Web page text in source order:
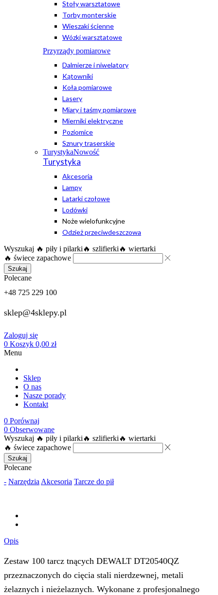
Stoły warsztatowe
Torby monterskie
Wieszaki ścienne
Wózki warsztatowe
Przyrządy pomiarowe
Dalmierze i niwelatory
Kątowniki
Koła pomiarowe
Lasery
Miary i taśmy pomiarowe
Mierniki elektryczne
Poziomice
Sznury traserskie
TurystykaNowość
Turystyka
Akcesoria
Lampy
Latarki czołowe
Lodówki
Noże wielofunkcyjne
Odzież przeciwdeszczowa
Wyszukaj 🔥 piły i pilarki 🔥 szlifierki 🔥 wiertarki
🔥 świece zapachowe
Szukaj
Polecane
+48 725 229 100
sklep@4sklepy.pl
Zaloguj się
0 Koszyk 0,00 zł
Menu
Sklep
O nas
Nasze porady
Kontakt
0 Porównaj
0 Obserwowane
Wyszukaj 🔥 piły i pilarki 🔥 szlifierki 🔥 wiertarki
🔥 świece zapachowe
Szukaj
Polecane
- Narzędzia Akcesoria Tarcze do pił
Opis
Zestaw 100 tarcz tnących DEWALT DT20540QZ
przeznaczonych do cięcia stali nierdzewnej, metali
żelaznych i nieżelaznych. Wykonane z profesjonalnego